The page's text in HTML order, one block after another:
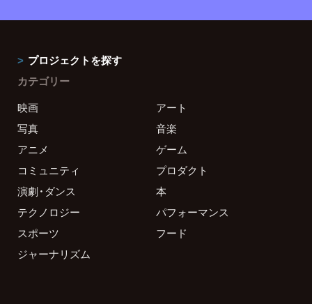
プロジェクトを探す
カテゴリー
映画
アート
写真
音楽
アニメ
ゲーム
コミュニティ
プロダクト
演劇・ダンス
本
テクノロジー
パフォーマンス
スポーツ
フード
ジャーナリズム